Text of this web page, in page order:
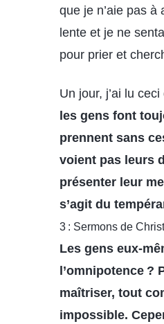
que je n’aie pas
lente et je ne
pour prier et
Un jour, j’ai lu
les gens font
prennent sans
voient pas leurs
présenter leur
s’agit du
3 : Sermons de
Les gens eux-
l’omnipotence
maîtriser, tout
impossible.